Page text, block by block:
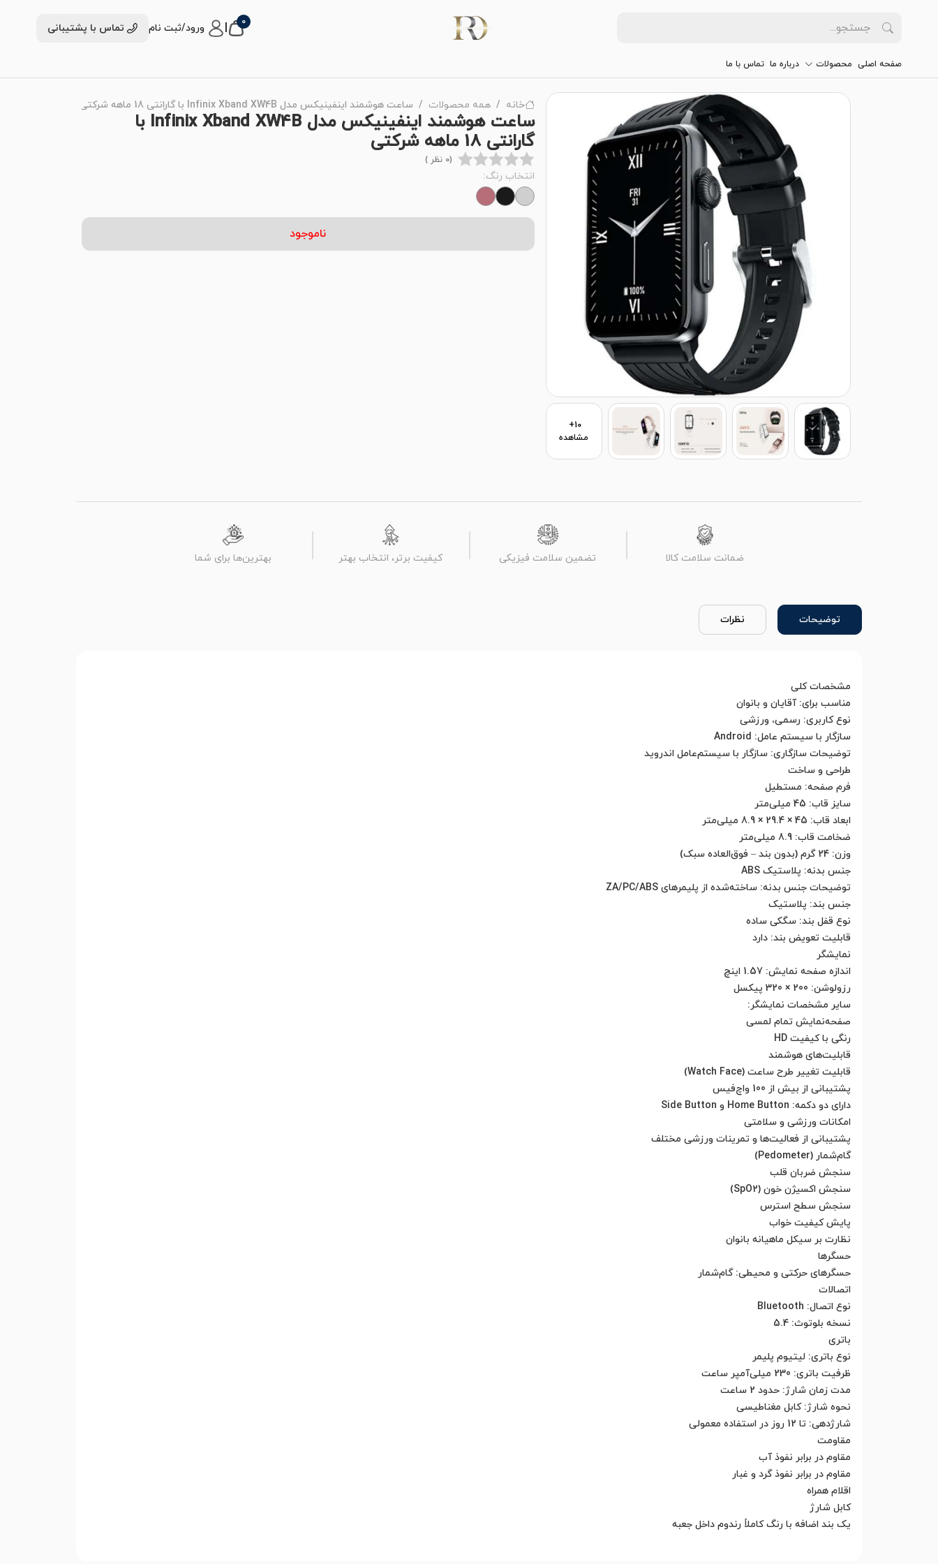
0 ورود/ثبت نام تماس با پشتیبانی
صفحه اصلی محصولات درباره ما تماس با ما
10+
مشاهده
خانه همه محصولات ساعت هوشمند اینفینیکس مدل Infinix Xband XW4B با گارانتی 18 ماهه شرکتی
ساعت هوشمند اینفینیکس مدل Infinix Xband XW4B با
گارانتی 18 ماهه شرکتی
(0 نظر )
انتخاب رنگ:
ناموجود
ضمانت سلامت کالا تضمین سلامت فیزیکی کیفیت برتر، انتخاب بهتر بهترین‌ها برای شما
توضیحات نظرات
مشخصات کلی
مناسب برای: آقایان و بانوان
نوع کاربری: رسمی، ورزشی
سازگار با سیستم عامل: Android
توضیحات سازگاری: سازگار با سیستم‌عامل اندروید
طراحی و ساخت
فرم صفحه: مستطیل
جنس بدنه: پلاستیک ABS
جنس بند: پلاستیک
نوع قفل بند: سگکی ساده
قابلیت تعویض بند: دارد
رزولوشن: 200 × 320 پیکسل
صفحه‌نمایش تمام لمسی
قابلیت‌های هوشمند
پشتیبانی از بیش از 100 واچ‌فیس
امکانات ورزشی و سلامتی
پشتیبانی از فعالیت‌ها و تمرینات ورزشی مختلف
سنجش ضربان قلب
سنجش سطح استرس
پایش کیفیت خواب
نظارت بر سیکل ماهیانه بانوان
حسگرها
اتصالات
باتری
ظرفیت باتری: 230 میلی‌آمپر ساعت
مدت زمان شارژ: حدود 2 ساعت
نحوه شارژ: کابل مغناطیسی
شارژدهی: تا 12 روز در استفاده معمولی
مقاومت
مقاوم در برابر نفوذ آب
اقلام همراه
یک بند اضافه با رنگ کاملاً رندوم داخل جعبه